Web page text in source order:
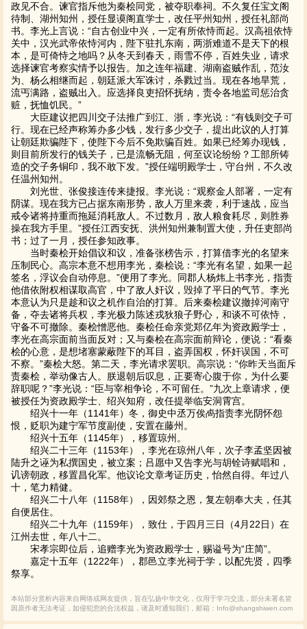
政见不合。谏官指斥他为秦桧同党，被夺职奉祠。不久复任宝文阁
待制、湖州知州，授任显谟阁直学士，改任平州知州，授任礼部尚
书。李光上言说：“自古创业中兴，一定有所依恃而起。汉高祖依恃
关中，汉光武帝依恃河内，陛下驻扎东南，两浙难道不是天下的根
本，是可倚恃之地吗？从冬天到春天，雨雪不停，百姓失业，请求
选择谏官考察实情予以报告。加之连年福建、湖南盗贼作乱，范汝
为、杨么相继而起，朝廷派大军诛讨，杀戮过当。现在各地旱荒，
流丐满路，盗贼出入。应选择良吏招怀抚纳，责令各地监司惩治贪
赃，抚恤饥民。”
大臣建议把四川交子法推广到江、浙，李光说：“有钱则交子可
行。现在已经声称筹办多少钱，发行多少交子，提出此议的人打算
让朝廷欺骗陛下，使陛下今后不免欺骗百姓。如果已经筹办现钱，
则目前所发行的钱关子，已是流畅无阻，何至议论纷纷？工部所铸
造的交子务铜印，我不敢下发。”授任端明殿学士，守台州，不久改
任温州知州。
刘光世、张俊接连传来捷报。李光说：“观察金人部署，一定有
阴谋。现在我方已占据东南形势，敌人万里来袭，利于速战，应当
戒令诸将持重而拖延消耗敌人。不过数月，敌人粮食耗尽，则胜券
操在我方手里。”授任江西安抚、洪州知州兼制置大使，升任吏部尚
书；过了一月，授任参知政事。
当时秦桧开始倡议和议，准备张榜告示，打算借李光的名望来
压制民心。高宗本意不想用李光，秦桧说：“李光有名望，如果一起
签名，浮议会自动停息。”便用了李光。同郡人杨炜上书李光，指责
他借依附权相谋取高官，中了敌人奸议，毁掉了平日的气节。李光
本意认为只是趁和议之机作自治的打算。后来秦桧建议撤掉河南守
备，夺去诸将兵权，李光极力陈述戎狄狼子野心，和谈不可依恃，
守备不可撤除。秦桧憎恶他。秦桧任命亲党郑亿年为资政殿学士，
李光在高宗面前当面反对；又与秦桧在高宗面前辩论，便说：“看秦
桧的心意，是想堵塞蒙蔽陛下的耳目，盗弄国权，怀奸误国，不可
不察。”秦桧大怒。第二天，李光请求罢职。高宗说：“你昨天当面斥
责秦桧，举动像古人。朕退朝后叹息，正要寄心腹于你，为什么要
辞职呢？”李光说：“臣与宰相争论，不可留任。”九次上章请求，便
被授任为资政殿学士、绍兴知府，改任提举临安洞霄宫。
绍兴十一年（1141年）冬，御史中丞万俟卨指责李光阴怀怨
恨，贬职为建宁军节度副使，安置在藤州。
绍兴十五年（1145年），移置琼州。
绍兴二十三年（1153年），李光在琼州八年，次子李孟坚因被
陆升之诬为私撰国史，被立案；吕愿中又告李光与胡铨诗赋唱和，
讥谤朝政，移置昌化军。他议论文章考证历史，怡然自得。年过八
十，笔力精健。
绍兴二十八年（1158年），因郊祭之恩，复左朝奉大夫，任其
自便居住。
绍兴二十九年（1159年），致仕，于四月三日（4月22日）在
江州去世，年八十二。
宋孝宗即位后，追赠李光为资政殿学士，赐谥号为“庄简”。
嘉定十五年（1222年），郡邑立李光祠于学，以配先贤，四季
祭享。
本站部分赏析内容来自网络或网友提供，旨在弘扬中华文化，仅用于学习交流，部分未署名皆
因原作者无法考证，如侵犯您的合法权益，请及时通知我们，邮箱：Info@shangshiwen.com